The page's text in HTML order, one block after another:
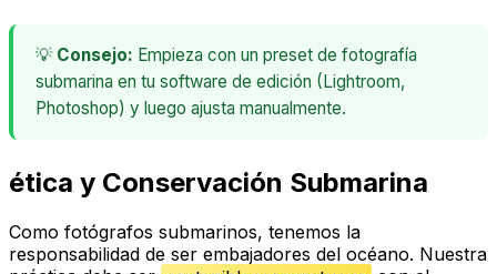
💡 Consejo: Empieza con un preset de fotografía
submarina en tu software de edición (Lightroom,
Photoshop) y luego ajusta manualmente.
ética y Conservación Submarina
Como fotógrafos submarinos, tenemos la
responsabilidad de ser embajadores del océano. Nuestra